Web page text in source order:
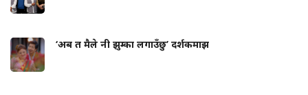
‘अब त मैले नी झुम्का लगाउँछु’ दर्शकमाझ